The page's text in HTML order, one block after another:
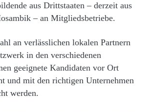
aus Drittstaaten – derzeit aus
– an Mitgliedsbetriebe.
an verlässlichen lokalen Partnern
in den verschiedenen
geeignete Kandidaten vor Ort
und mit den richtigen Unternehmen
werden.